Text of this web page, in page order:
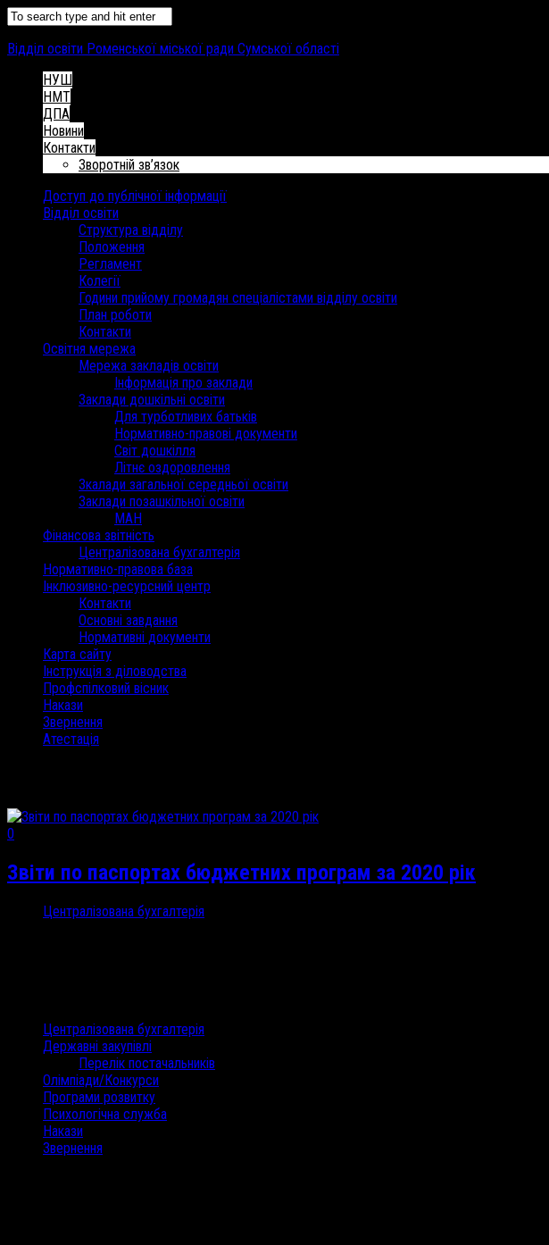
Відділ освіти Роменської міської ради Сумської області
НУШ
НМТ
ДПА
Новини
Контакти
Зворотній зв’язок
Доступ до публічної інформації
Відділ освіти
Структура відділу
Положення
Регламент
Колегії
Години прийому громадян спеціалістами відділу освіти
План роботи
Контакти
Освітня мережа
Мережа закладів освіти
Інформація про заклади
Заклади дошкільні освіти
Для турботливих батьків
Нормативно-правові документи
Світ дошкілля
Літнє оздоровлення
Зкалади загальної середньої освіти
Заклади позашкільної освіти
МАН
Фінансова звітність
Централізована бухгалтерія
Нормативно-правова база
Інклюзивно-ресурсний центр
Контакти
Основні завдання
Нормативні документи
Карта сайту
Інструкція з діловодства
Профспілковий вісник
Накази
Звернення
Атестація
0
Звіти по паспортах бюджетних програм за 2020 рік
Централізована бухгалтерія
Централізована бухгалтерія
Державні закупівлі
Перелік постачальників
Олімпіади/Конкурси
Програми розвитку
Психологічна служба
Накази
Звернення